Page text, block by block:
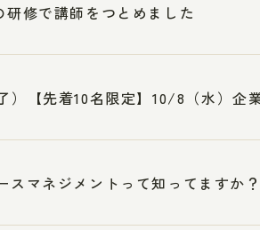
研修で講師をつとめました
）【先着10名限定】10/8（水）企
マネジメントって知ってますか